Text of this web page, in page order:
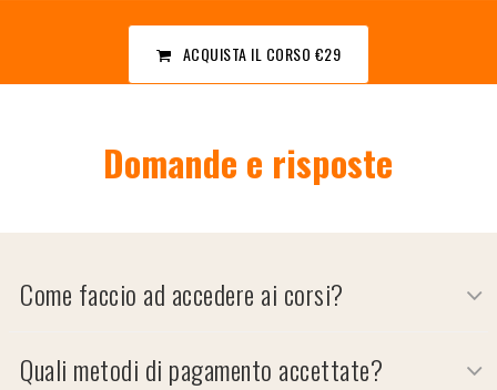
ACQUISTA IL CORSO €29
Domande e risposte
Come faccio ad accedere ai corsi?
Quali metodi di pagamento accettate?